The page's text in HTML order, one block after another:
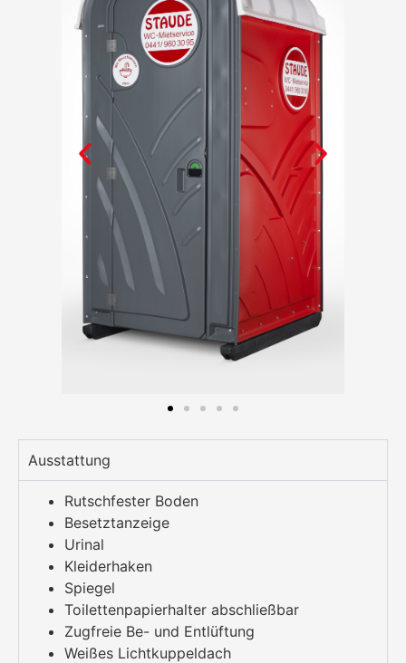
Ausstattung
Rutschfester Boden
Besetztanzeige
Urinal
Kleiderhaken
Spiegel
Toilettenpapierhalter abschließbar
Zugfreie Be- und Entlüftung
Weißes Lichtkuppeldach